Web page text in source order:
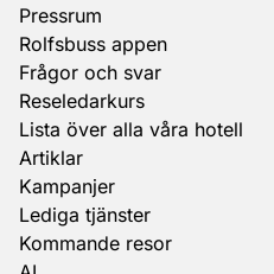
Pressrum
Rolfsbuss appen
Frågor och svar
Reseledarkurs
Lista över alla våra hotell
Artiklar
Kampanjer
Lediga tjänster
Kommande resor